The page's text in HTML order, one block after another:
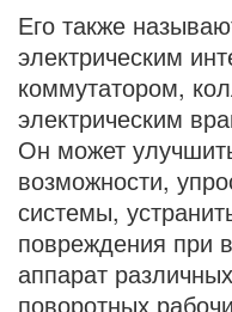
Его также
электрическим
коммутатором,
электрическим
Он может
возможности,
системы,
повреждения при
аппарат
поворотных